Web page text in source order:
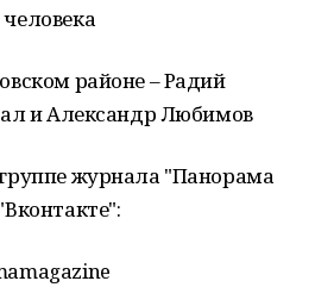
районе – Радий
и Александр Любимов
журнала "Панорама